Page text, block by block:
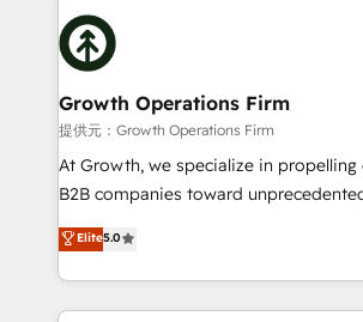
with attract and retain customers,
business people and processes, and
insights with technical excellence, we
bespoke HubSpot solutions tailored
measurable growth and operational
Choose Nexa Cognition? 🚀 HubSpot Expertise: Our
certified team specialises in CRM
marketing automation, and revenue
Custom Solutions: From onboarding
HubSpot with your business needs. 🌟
Results: We’ve helped businesses of all
Growth Operations Firm
提供元：Growth Operations Firm
At Growth, we specialize in propelling
B2B companies toward
focus is on fine-tuning and enhancing
sales, and marketing operations.
marketing agencies, we dive deep
operational aspects of your business,
Elite5.0